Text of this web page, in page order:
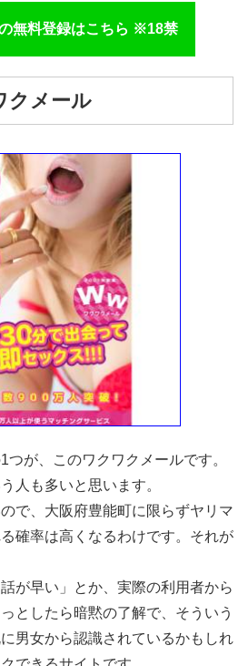
の無料登録はこちら ※18禁
メール
つが、このワクワクメールです。
人も多いと思います。
で、大阪府豊能町に限らずヤリマ
確率は高くなるわけです。それが
が早い」とか、実際の利用者から
としたら暗黙の了解で、そういう
男女から認識されているかもしれ